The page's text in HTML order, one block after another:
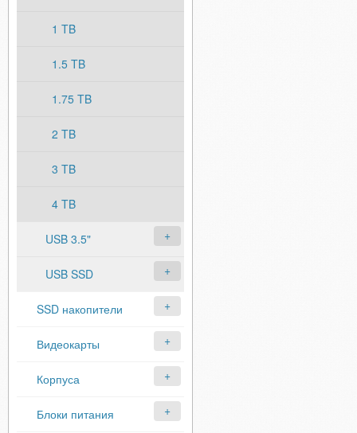
1 TB
1.5 TB
1.75 TB
2 TB
3 TB
4 TB
USB 3.5"
USB SSD
SSD накопители
Видеокарты
Корпуса
Блоки питания